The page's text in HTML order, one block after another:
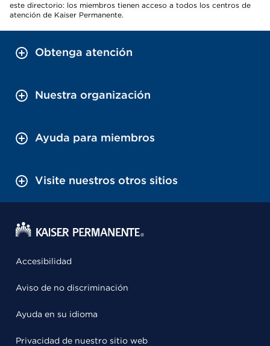
este directorio: los miembros tienen acceso a todos los centros de
atención de Kaiser Permanente.
Obtenga atención
Nuestra organización
Ayuda para miembros
Visite nuestros otros sitios
Accesibilidad
Aviso de no discriminación
Ayuda en su idioma
Privacidad de nuestro sitio web